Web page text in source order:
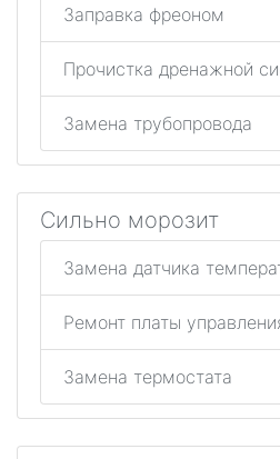
Заправка фреоном
Прочистка дренажной
Замена трубопровода
Сильно морозит
Замена датчика
Ремонт платы
Замена термостата